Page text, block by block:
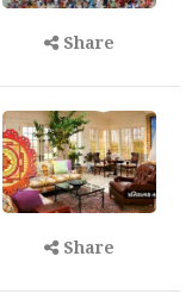
Share
Share